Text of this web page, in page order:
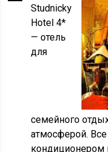
Studnicky
Hotel 4*
— отель
для
семейного
атмосферой.
кондиционером